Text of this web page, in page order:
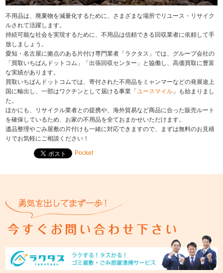
不用品は、廃棄物を減量化するために、さまざまな場所でリユース・リサイク
ルされて活躍します。
持続可能な社会を実現するために、不用品は信頼できる回収業者に依頼して手
放しましょう。
愛知・名古屋に拠点のある片付け専門業者「ラクタス」では、グループ会社の
「買取いちばんドットコム」「出張回収センター」と協働し、高価買取に豊富
な実績があります。
買取いちばんドットコムでは、寄付された不用品をミャンマーなどの発展途上
国に輸出し、一部はワクチンとして届ける事業「ユースマイル 」も始まりまし
た。
ほかにも、リサイクル業者との提携や、海外貿易など商品に合った販売ルート
を確保しているため、お家の不用品を全ておまかせいただけます。
遺品整理やごみ屋敷の片付けも一緒に対応できますので、まずは無料のお見積
りでお気軽にご相談ください！
Pocket